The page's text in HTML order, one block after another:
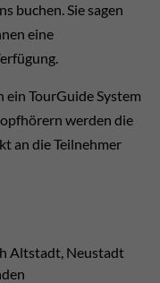
buchen. Sie sagen
eine
TourGuide System
werden die
an die Teilnehmer
Altstadt, Neustadt